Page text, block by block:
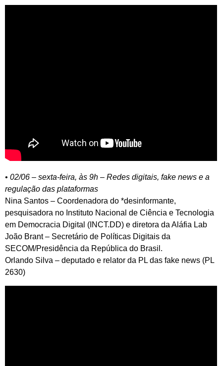
• 02/06 – sexta-feira, às 9h – Redes digitais, fake news e a
regulação das plataformas
Nina Santos – Coordenadora do *desinformante,
pesquisadora no Instituto Nacional de Ciência e Tecnologia
em Democracia Digital (INCT.DD) e diretora da Aláfia Lab
João Brant – Secretário de Políticas Digitais da
SECOM/Presidência da República do Brasil.
Orlando Silva – deputado e relator da PL das fake news (PL
2630)